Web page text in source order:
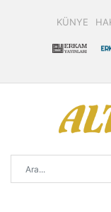
KÜNYE